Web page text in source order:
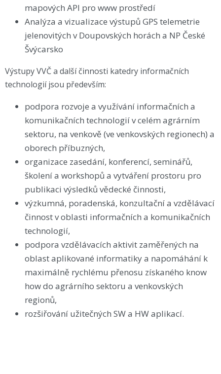
mapových API pro www prostředí
Analýza a vizualizace výstupů GPS telemetrie
jelenovitých v Doupovských horách a NP České
Švýcarsko
Výstupy VVČ a další činnosti katedry informačních
technologií jsou především:
podpora rozvoje a využívání informačních a
komunikačních technologií v celém agrárním
sektoru, na venkově (ve venkovských regionech) a
oborech příbuzných,
organizace zasedání, konferencí, seminářů,
školení a workshopů a vytváření prostoru pro
publikaci výsledků vědecké činnosti,
výzkumná, poradenská, konzultační a vzdělávací
činnost v oblasti informačních a komunikačních
technologií,
podpora vzdělávacích aktivit zaměřených na
oblast aplikované informatiky a napomáhání k
maximálně rychlému přenosu získaného know
how do agrárního sektoru a venkovských
regionů,
rozšiřování užitečných SW a HW aplikací.